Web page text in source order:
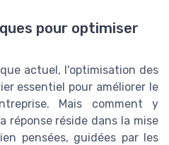
pour optimiser
actuel, l'optimisation des
essentiel pour améliorer le
Mais comment y
réponse réside dans la mise
pensées, guidées par les